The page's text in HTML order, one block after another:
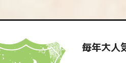
毎年大人